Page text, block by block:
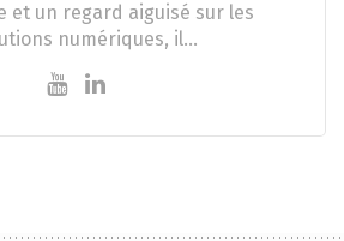
et un regard aiguisé sur les
numériques, il…